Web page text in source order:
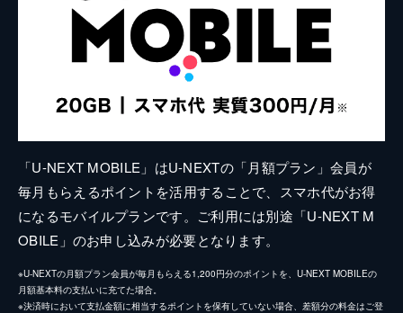
「U-NEXT MOBILE」はU-NEXTの「月額プラン」会員が
毎月もらえるポイントを活用することで、スマホ代がお得
になるモバイルプランです。ご利用には別途「U-NEXT M
OBILE」のお申し込みが必要となります。
※U-NEXTの月額プラン会員が毎月もらえる1,200円分のポイントを、U-NEXT MOBILEの
月額基本料の支払いに充てた場合。
※決済時において支払金額に相当するポイントを保有していない場合、差額分の料金はご登